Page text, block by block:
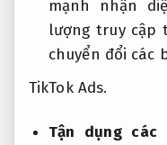
mạnh nhận
lượng truy cập
chuyển đổi các
TikTok Ads.
Tận dụng